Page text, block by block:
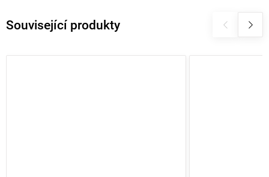
Související produkty